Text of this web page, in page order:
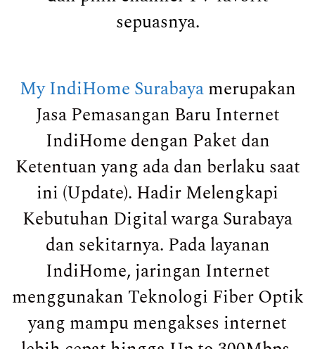
sepuasnya.
My IndiHome Surabayamerupakan
Jasa Pemasangan Baru Internet
IndiHome dengan Paket dan
Ketentuan yang ada dan berlaku saat
ini (Update). Hadir Melengkapi
Kebutuhan Digital warga Surabaya
dan sekitarnya. Pada layanan
IndiHome, jaringan Internet
menggunakan Teknologi Fiber Optik
yang mampu mengakses internet